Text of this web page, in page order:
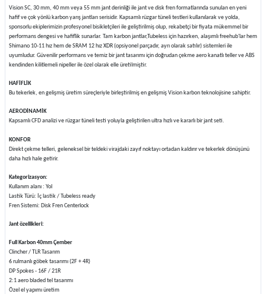
Vision SC, 30 mm, 40 mm veya 55 mm jant derinliği ile jant ve disk fren formatlarında sunulan en yeni
hafif ve çok yönlü karbon yarış jantları serisidir. Kapsamlı rüzgar tüneli testleri kullanılarak ve yolda,
sponsorlu ekiplerimizin profesyonel bisikletçileri ile geliştirilmiş olup, rekabetçi bir fiyata mükemmel bir
performans dengesi ve hafiflik sunarlar. Tam karbon jantlar,Tubeless için hazırken, alaşımlı freehub'lar hem
Shimano 10-11 hız hem de SRAM 12 hız XDR (opsiyonel parçadır, ayrı olarak satılır) sistemleri ile
uyumludur. Güvenilir performans ve temiz bir jant tasarımı için doğrudan çekme aero kanatlı teller ve ABS
kendinden kilitlemeli nipeller ile özel olarak elle üretilmiştir.
HAFİFLİK
Bu tekerlek, en gelişmiş üretim süreçleriyle birleştirilmiş en gelişmiş Vision karbon teknolojisine sahiptir.
AERODİNAMİK
Kapsamlı CFD analizi ve rüzgar tüneli testi yoluyla geliştirilen ultra hızlı ve kararlı bir jant seti.
KONFOR
Direkt çekme telleri, geleneksel bir teldeki virajdaki zayıf noktayı ortadan kaldırır ve tekerlek dönüşünü
daha hızlı hale getirir.
Kategorizasyon:
Kullanım alanı : Yol
Lastik Türü: İç lastik / Tubeless ready
Fren Sistemi: Disk Fren Centerlock
Jant özellikleri:
Full Karbon 40mm Çember
Clincher / TLR Tasarım
6 rulmanlı göbek tasarımı (2F + 4R)
DP Spokes - 16F / 21R
2:1 aero bladed tel tasarımı
Özel el yapımı üretim